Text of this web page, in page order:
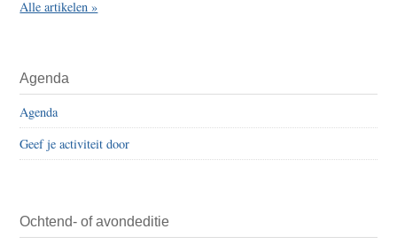
Alle artikelen »
Agenda
Agenda
Geef je activiteit door
Ochtend- of avondeditie